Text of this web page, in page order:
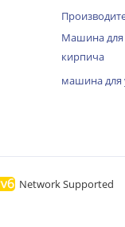
Машина для
кирпича
машина для
Network Supported